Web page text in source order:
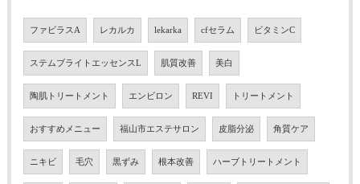
ファビラスA レカルカ lekarka cfセラム ビタミンC
ステムブライトエッセンスL 肌質改善 美白
陶肌トリートメント エンビロン REVI トリートメント
おすすめメニュー 福山市エステサロン 皮脂分泌 角質ケア
ニキビ 毛穴 黒ずみ 根本改善 ハーブトリートメント